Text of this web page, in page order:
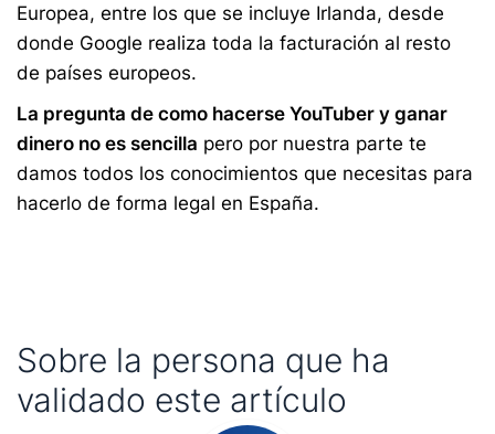
Europea, entre los que se incluye Irlanda, desde
donde Google realiza toda la facturación al resto
de países europeos.
La pregunta de como hacerse YouTuber y ganar
dinero no es sencilla pero por nuestra parte te
damos todos los conocimientos que necesitas para
hacerlo de forma legal en España.
Sobre la persona que ha
validado este artículo